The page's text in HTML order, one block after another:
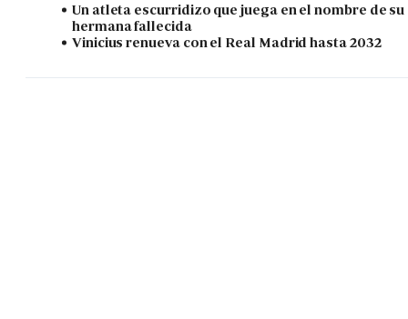
Un atleta escurridizo que juega en el nombre de su
hermana fallecida
Vinicius renueva con el Real Madrid hasta 2032